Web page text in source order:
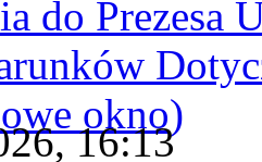
do Prezesa
okno)
16:13